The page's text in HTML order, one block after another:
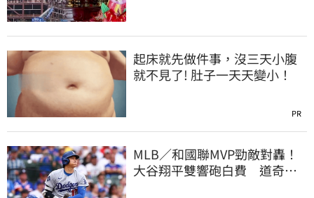
起床就先做件事，沒三天小腹
就不見了! 肚子一天天變小！
PR
MLB／和國聯MVP勁敵對轟！
大谷翔平雙響砲白費 道奇連2